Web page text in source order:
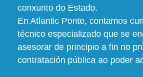
conxunto do Estado.
En Atlantic Ponte, contamos
técnico especializado que se
asesorar de principio a fin no
contratación pública ao poder